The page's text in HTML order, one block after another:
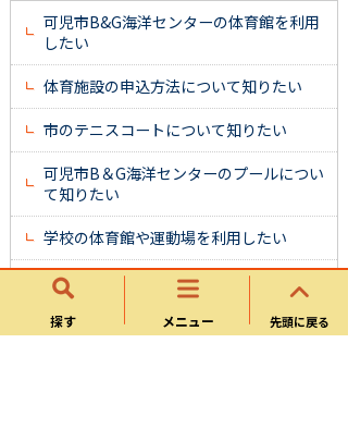
探す メニュー 先頭に戻る
可児市B&G海洋センターの体育館を利用
したい
体育施設の申込方法について知りたい
市のテニスコートについて知りたい
可児市B＆G海洋センターのプールについ
て知りたい
学校の体育館や運動場を利用したい
市内のグラウンドについて知りたい
市のトレーニングルームを利用したい